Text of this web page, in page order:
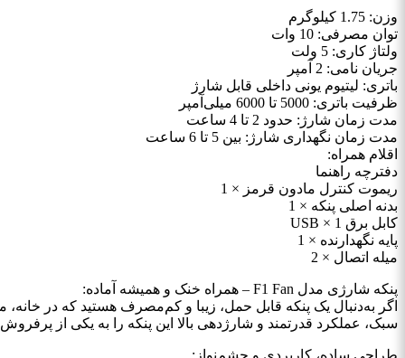
وزن: 1.75 کیلوگرم
توان مصرفی: 10 وات
ولتاژ کاری: 5 ولت
جریان نامی: 2 آمپر
باتری: لیتیوم یونی داخلی قابل شارژ
ظرفیت باتری: 5000 تا 6000 میلی‌آمپر
مدت زمان شارژ: حدود 2 تا 4 ساعت
مدت زمان نگهداری شارژ: بین 5 تا 6 ساعت
اقلام همراه:
دفترچه راهنما
ریموت کنترل مادون قرمز × 1
بدنه اصلی پنکه × 1
کابل برق USB × 1
پایه نگهدارنده × 1
میله اتصال × 2
پنکه شارژی مدل F1 Fan – همراه خنک و همیشه آماده:
سبک، عملکرد قدرتمند و شارژدهی بالا این پنکه را به یکی از